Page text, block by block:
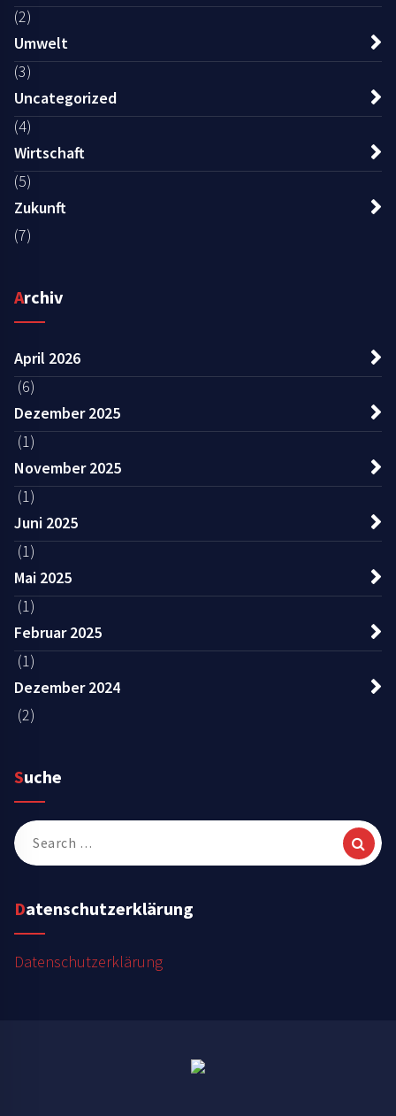
(2)
Umwelt
(3)
Uncategorized
(4)
Wirtschaft
(5)
Zukunft
(7)
Archiv
April 2026
(6)
Dezember 2025
(1)
November 2025
(1)
Juni 2025
(1)
Mai 2025
(1)
Februar 2025
(1)
Dezember 2024
(2)
Suche
Search
for:
Datenschutzerklärung
Datenschutzerklärung